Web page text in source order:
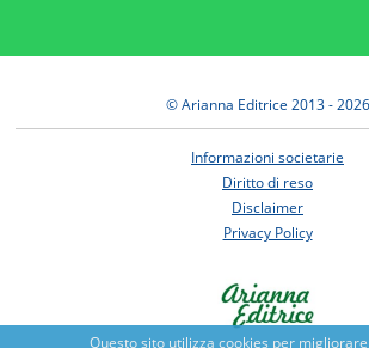
Questo sito utilizza cookies per
© Arianna Editrice 2013 - 2026
Informazioni societarie
Diritto di reso
Disclaimer
Privacy Policy